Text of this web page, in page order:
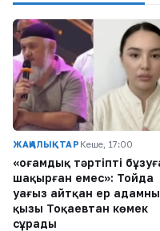
ЖАҢАЛЫҚТАР Кеше, 17:00
«Қоғамдық тәртіпті
шақырған емес»: Тойда
уағыз айтқан ер
қызы Тоқаевтан көмек
сұрады